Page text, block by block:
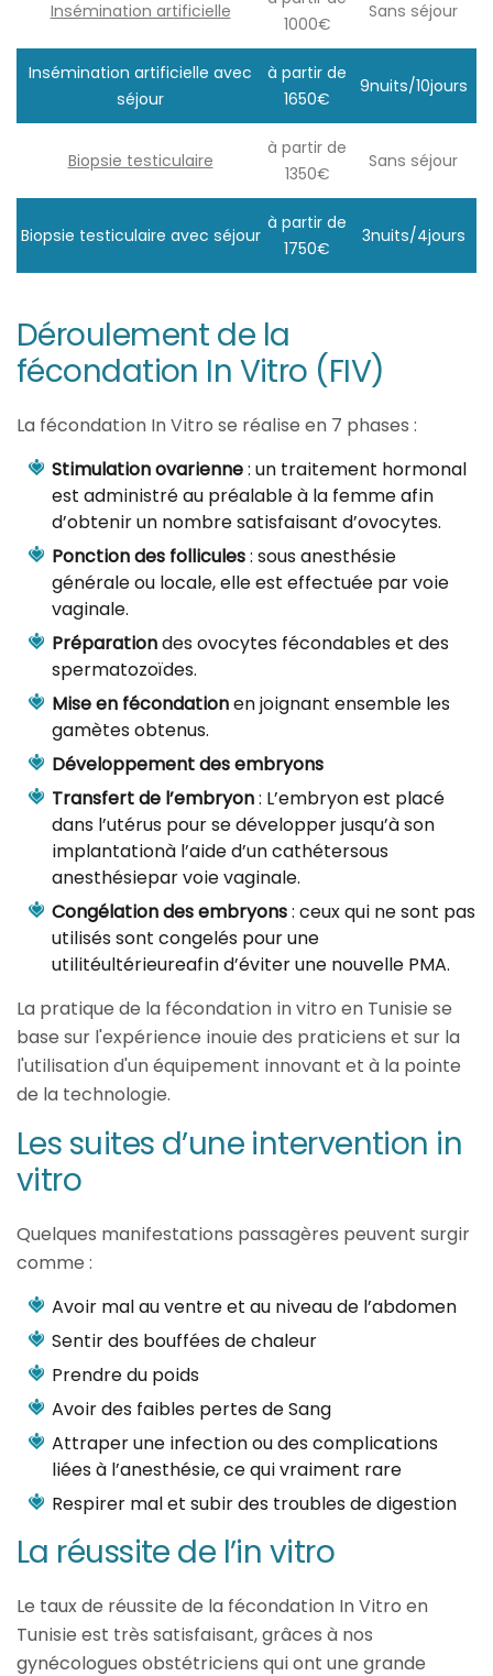
Insémination artificielle
1000€
Sans séjour
Insémination artificielle avec
séjour
à partir de
1650€
9nuits/10jours
Biopsie testiculaire
à partir de
1350€
Sans séjour
Biopsie testiculaire avec séjour
à partir de
1750€
3nuits/4jours
Déroulement de la
fécondation In Vitro (FIV)
La fécondation In Vitro se réalise en 7 phases :
Stimulation ovarienne: un traitement hormonal
est administré au préalable à la femme afin
d’obtenir un nombre satisfaisant d’ovocytes.
Ponction des follicules: sous anesthésie
générale ou locale, elle est effectuée par voie
vaginale.
Préparationdes ovocytes fécondables et des
spermatozoïdes.
Mise en fécondationen joignant ensemble les
gamètes obtenus.
Développement des embryons
Transfert de l’embryon: L’embryon est placé
dans l’utérus pour se développer jusqu’à son
implantationà l’aide d’un cathétersous
anesthésiepar voie vaginale.
Congélation des embryons: ceux qui ne sont pas
utilisés sont congelés pour une
utilitéultérieureafin d’éviter une nouvelle PMA.
La pratique de la fécondation in vitro en Tunisie se
base sur l'expérience inouie des praticiens et sur la
l'utilisation d'un équipement innovant et à la pointe
de la technologie.
Les suites d’une intervention in
vitro
Quelques manifestations passagères peuvent surgir
comme :
Avoir mal au ventre et au niveau de l’abdomen
Sentir des bouffées de chaleur
Prendre du poids
Avoir des faibles pertes de Sang
Attraper une infection ou des complications
liées à l’anesthésie, ce qui vraiment rare
Respirer mal et subir des troubles de digestion
La réussite de l’in vitro
Le taux de réussite de la fécondation In Vitro en
Tunisie est très satisfaisant, grâces à nos
gynécologues obstétriciens qui ont une grande